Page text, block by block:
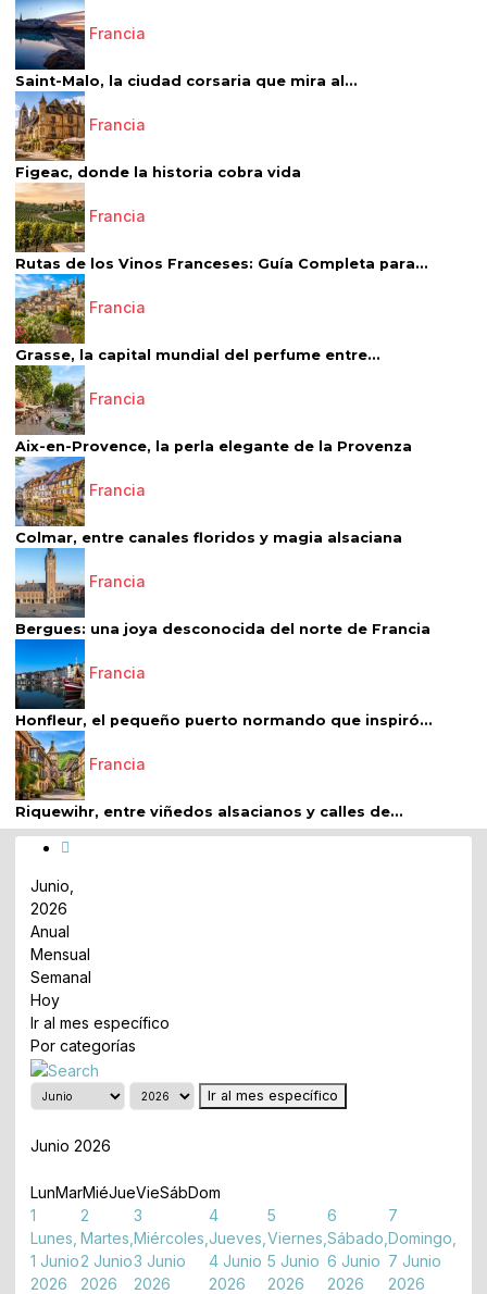
Francia
Saint-Malo, la ciudad corsaria que mira al...
Francia
Figeac, donde la historia cobra vida
Francia
Rutas de los Vinos Franceses: Guía Completa para...
Francia
Grasse, la capital mundial del perfume entre...
Francia
Aix-en-Provence, la perla elegante de la Provenza
Francia
Colmar, entre canales floridos y magia alsaciana
Francia
Bergues: una joya desconocida del norte de Francia
Francia
Honfleur, el pequeño puerto normando que inspiró...
Francia
Riquewihr, entre viñedos alsacianos y calles de...
Junio,
2026
Anual
Mensual
Semanal
Hoy
Ir al mes específico
Por categorías
Ir al mes específico
Junio 2026
LunMarMiéJueVieSábDom
1
Lunes,
1 Junio
2026
2
Martes,
2 Junio
2026
3
Miércoles,
3 Junio
2026
4
Jueves,
4 Junio
2026
5
Viernes,
5 Junio
2026
6
Sábado,
6 Junio
2026
7
Domingo,
7 Junio
2026